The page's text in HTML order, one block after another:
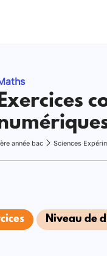
année bac Sciences
Niveau de